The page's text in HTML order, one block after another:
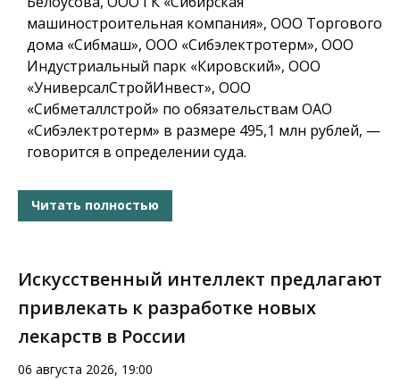
машиностроительная компания», ООО Торгового
дома «Сибмаш», ООО «Сибэлектротерм», ООО
Индустриальный парк «Кировский», ООО
«УниверсалСтройИнвест», ООО
«Сибметаллстрой» по обязательствам ОАО
«Сибэлектротерм» в размере 495,1 млн рублей, —
говорится в определении суда.
Читать полностью
Искусственный интеллект предлагают
привлекать к разработке новых
лекарств в России
06 августа 2026, 19:00